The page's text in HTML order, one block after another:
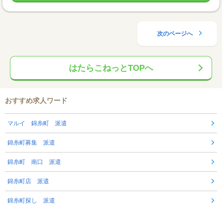
次のページへ
はたらこねっとTOPへ
おすすめ求人ワード
マルイ 錦糸町 派遣
錦糸町募集 派遣
錦糸町 南口 派遣
錦糸町店 派遣
錦糸町探し 派遣